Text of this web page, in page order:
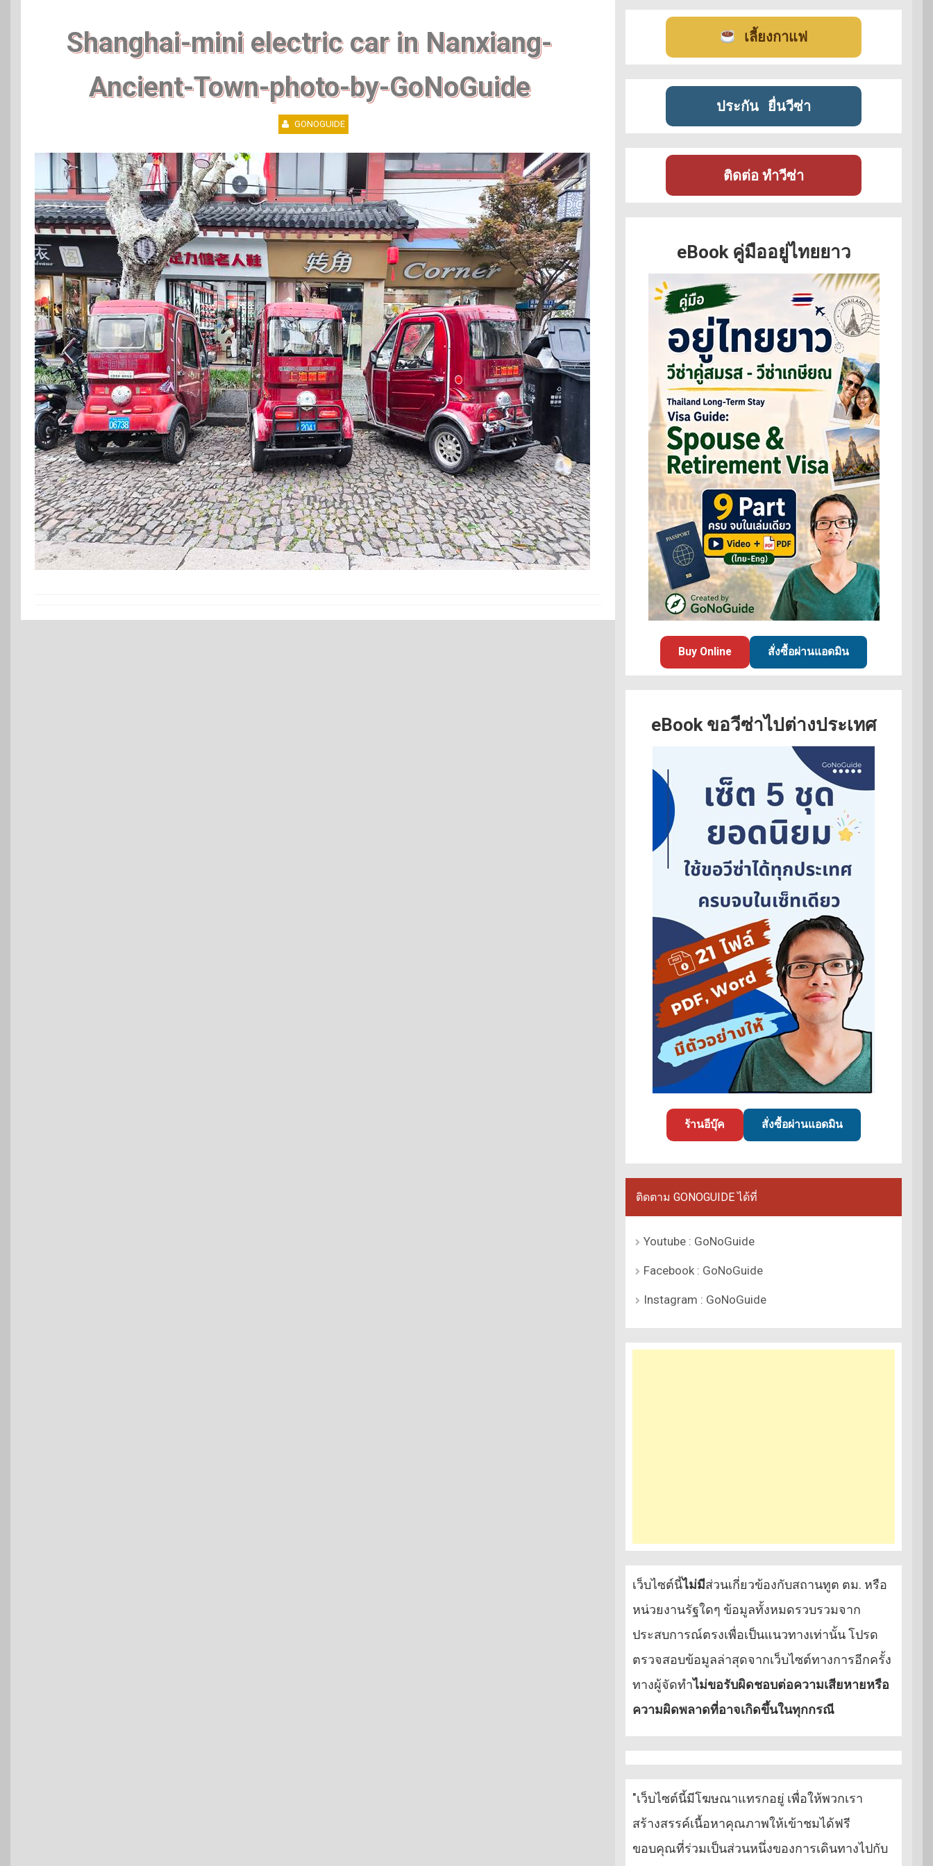
Shanghai-mini electric car in Nanxiang-
Ancient-Town-photo-by-GoNoGuide
GONOGUIDE
เลี้ยงกาแฟ
ประกัน ยื่นวีซ่า
ติดต่อ ทำวีซ่า
eBook คู่มืออยู่ไทยยาว
Buy Online สั่งซื้อผ่านแอดมิน
eBook ขอวีซ่าไปต่างประเทศ
ร้านอีบุ๊ค สั่งซื้อผ่านแอดมิน
ติดตาม GONOGUIDE ได้ที่
Youtube : GoNoGuide
Facebook : GoNoGuide
Instagram : GoNoGuide
เว็บไซต์นี้ไม่มีส่วนเกี่ยวข้องกับสถานทูต ตม. หรือ
หน่วยงานรัฐใดๆ ข้อมูลทั้งหมดรวบรวมจาก
ประสบการณ์ตรงเพื่อเป็นแนวทางเท่านั้น โปรด
ตรวจสอบข้อมูลล่าสุดจากเว็บไซต์ทางการอีกครั้ง
ทางผู้จัดทำไม่ขอรับผิดชอบต่อความเสียหายหรือ
ความผิดพลาดที่อาจเกิดขึ้นในทุกกรณี
"เว็บไซต์นี้มีโฆษณาแทรกอยู่ เพื่อให้พวกเรา
สร้างสรรค์เนื้อหาคุณภาพให้เข้าชมได้ฟรี
ขอบคุณที่ร่วมเป็นส่วนหนึ่งของการเดินทางไปกับ